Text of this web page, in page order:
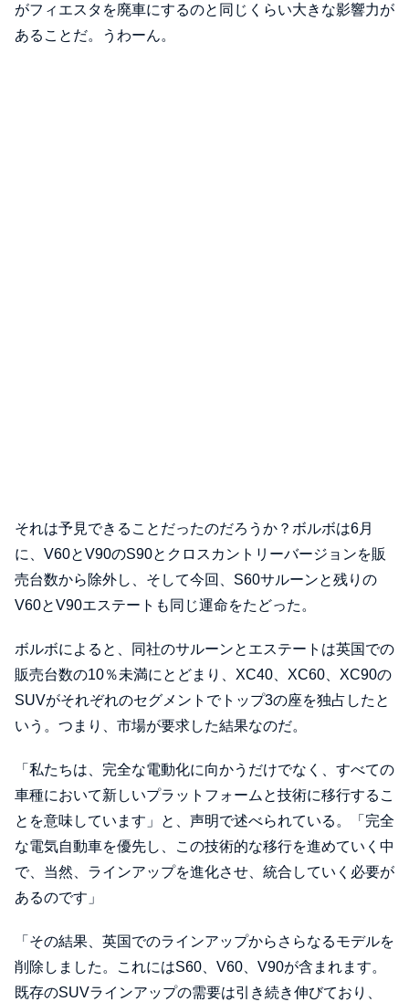
がフィエスタを廃車にするのと同じくらい大きな影響力が
あることだ。うわーん。
それは予見できることだったのだろうか？ボルボは6月
に、V60とV90のS90とクロスカントリーバージョンを販
売台数から除外し、そして今回、S60サルーンと残りの
V60とV90エステートも同じ運命をたどった。
ボルボによると、同社のサルーンとエステートは英国での
販売台数の10％未満にとどまり、XC40、XC60、XC90の
SUVがそれぞれのセグメントでトップ3の座を独占したと
いう。つまり、市場が要求した結果なのだ。
「私たちは、完全な電動化に向かうだけでなく、すべての
車種において新しいプラットフォームと技術に移行するこ
とを意味しています」と、声明で述べられている。「完全
な電気自動車を優先し、この技術的な移行を進めていく中
で、当然、ラインアップを進化させ、統合していく必要が
あるのです」
「その結果、英国でのラインアップからさらなるモデルを
削除しました。これにはS60、V60、V90が含まれます。
既存のSUVラインアップの需要は引き続き伸びており、